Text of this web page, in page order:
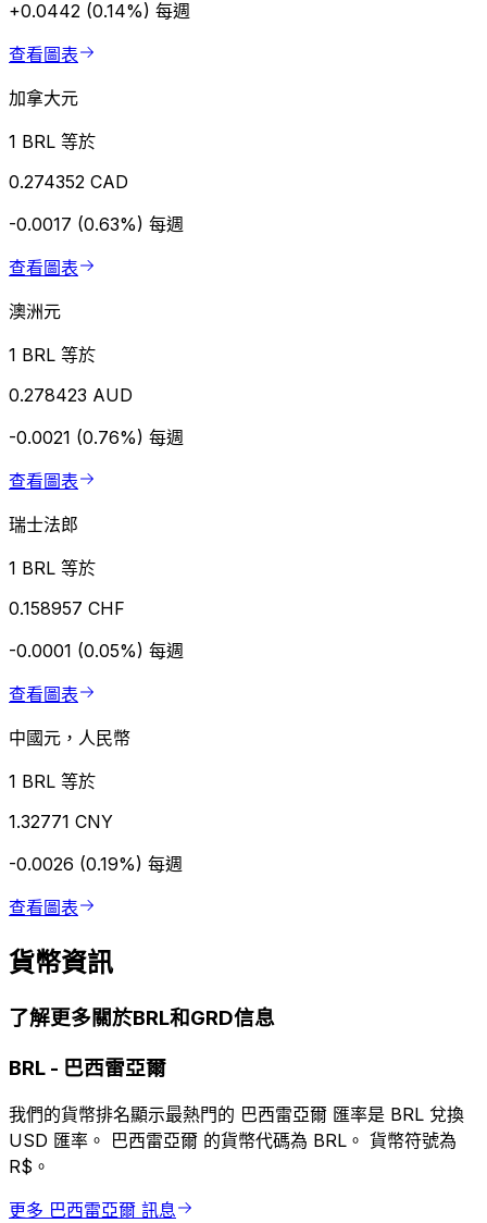
+0.0442 (0.14%) 每週
查看圖表
加拿大元
1 BRL 等於
0.274352 CAD
-0.0017 (0.63%) 每週
查看圖表
澳洲元
1 BRL 等於
0.278423 AUD
-0.0021 (0.76%) 每週
查看圖表
瑞士法郎
1 BRL 等於
0.158957 CHF
-0.0001 (0.05%) 每週
查看圖表
中國元，人民幣
1 BRL 等於
1.32771 CNY
-0.0026 (0.19%) 每週
查看圖表
貨幣資訊
了解更多關於BRL和GRD信息
BRL - 巴西雷亞爾
我們的貨幣排名顯示最熱門的 巴西雷亞爾 匯率是 BRL 兌換
USD 匯率。 巴西雷亞爾 的貨幣代碼為 BRL。 貨幣符號為
R$。
更多 巴西雷亞爾 訊息